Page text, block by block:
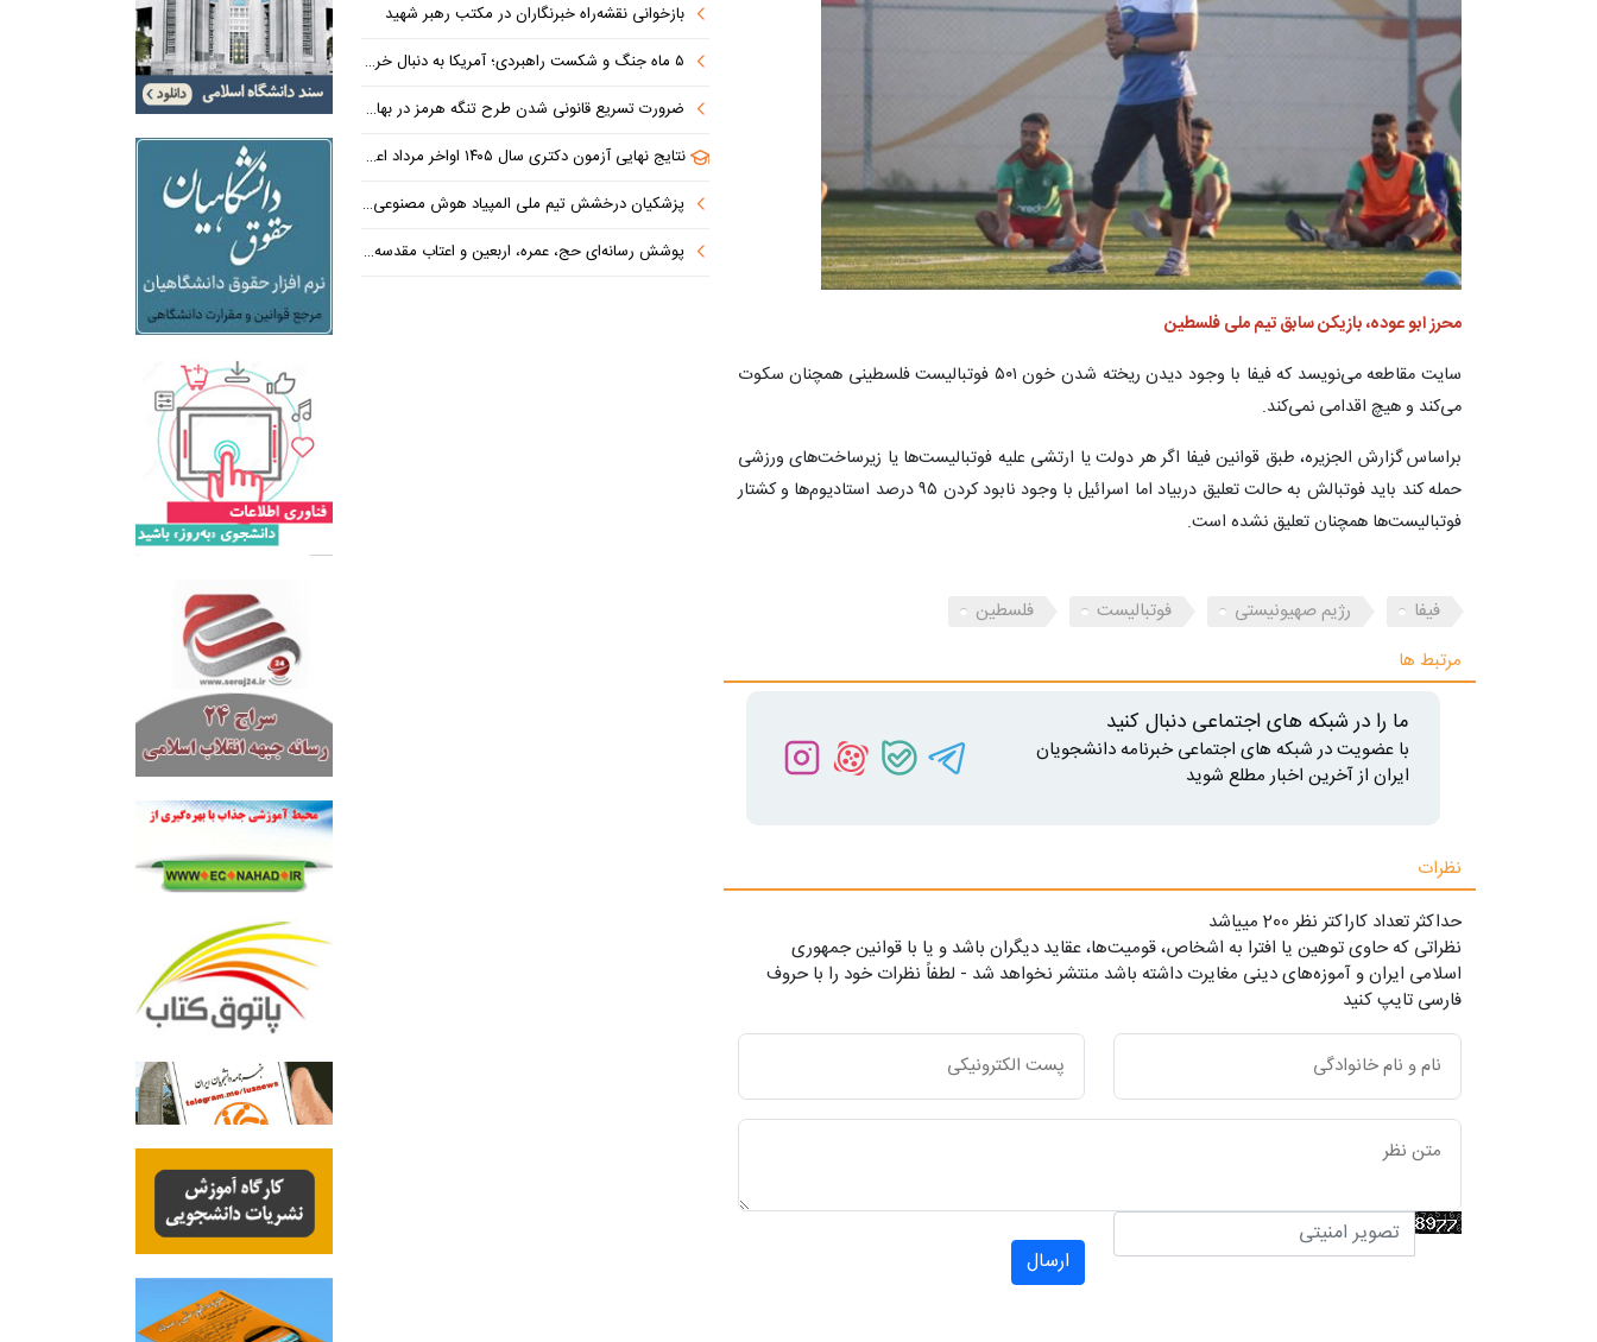
محرز ابو عوده، بازیکن سابق تیم ملی فلسطین
سایت مقاطعه می‌نویسد که فیفا با وجود دیدن ریخته شدن خون ۵۰۱ فوتبالیست فلسطینی همچنان سکوت
می‌کند و هیچ اقدامی نمی‌کند.
براساس گزارش الجزیره، طبق قوانین فیفا اگر هر دولت یا ارتشی علیه فوتبالیست‌ها یا زیرساخت‌های ورزشی
حمله کند باید فوتبالش به حالت تعلیق دربیاد اما اسرائیل با وجود نابود کردن ۹۵ درصد استادیوم‌ها و کشتار
فوتبالیست‌ها همچنان تعلیق نشده است.
فیفا رژیم صهیونیستی فوتبالیست
فلسطین
مرتبط ها
ما را در شبکه های اجتماعی دنبال کنید
با عضویت در شبکه های اجتماعی خبرنامه دانشجویان
ایران از آخرین اخبار مطلع شوید
نظرات
حداکثر تعداد کاراکتر نظر 200 ميياشد
نظراتی که حاوی توهین یا افترا به اشخاص، قومیت‌ها، عقاید دیگران باشد و یا با قوانین جمهوری
اسلامی ایران و آموزه‌های دینی مغایرت داشته باشد منتشر نخواهد شد - لطفاً نظرات خود را با حروف
فارسی تایپ کنید
ارسال
بازخوانی نقشه‌راه خبرنگاران در مکتب رهبر شهید
۵ ماه جنگ و شکست راهبردی؛ آمریکا به دنبال خروج از بن‌بست
ضرورت تسریع قانونی شدن طرح تنگه هرمز در بهارستان/ سنا دست ترامپ را برای اعمال فشار به ایران بازتر کرد
نتایج نهایی آزمون دکتری سال ۱۴۰۵ اواخر مرداد اعلام می‌شود
پزشکیان درخشش تیم ملی المپیاد هوش مصنوعی ایران را تبریک گفت
پوشش رسانه‌ای حج، عمره، اربعین و اعتاب مقدسه، روایت مجموعه‌ای از لحظه‌هاست